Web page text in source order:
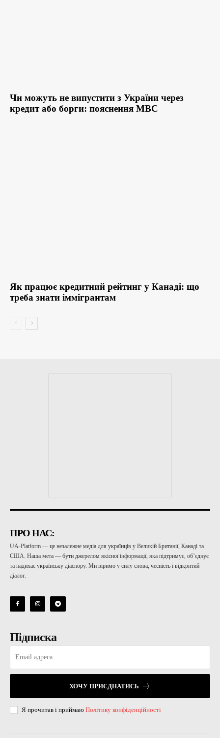
Чи можуть не випустити з України через
кредит або борги: пояснення МВС
Як працює кредитний рейтинг у Канаді: що
треба знати іммігрантам
ПРО НАС:
UA-Platform — це незалежне медіа для українців у Великій Британії, Канаді та
США. Наша мета — бути джерелом якісної інформації, яка підтримує, об’єднує
та надихає українську діаспору. Ми віримо у силу слова, чесність і відкритий
діалог.
Підписка
ХОЧУ ПРИЄДНАТИСЬ
Я прочитав і приймаю Політику конфіденційності